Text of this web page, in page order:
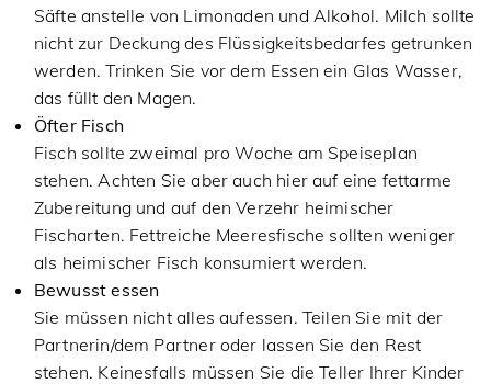
Säfte anstelle von Limonaden und Alkohol. Milch sollte
nicht zur Deckung des Flüssigkeitsbedarfes getrunken
werden. Trinken Sie vor dem Essen ein Glas Wasser,
das füllt den Magen.
Öfter Fisch
Fisch sollte zweimal pro Woche am Speiseplan
stehen. Achten Sie aber auch hier auf eine fettarme
Zubereitung und auf den Verzehr heimischer
Fischarten. Fettreiche Meeresfische sollten weniger
als heimischer Fisch konsumiert werden.
Bewusst essen
Sie müssen nicht alles aufessen. Teilen Sie mit der
Partnerin/dem Partner oder lassen Sie den Rest
stehen. Keinesfalls müssen Sie die Teller Ihrer Kinder